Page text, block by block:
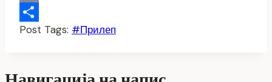
Link
Email
Share
Post Tags: #Прилеп